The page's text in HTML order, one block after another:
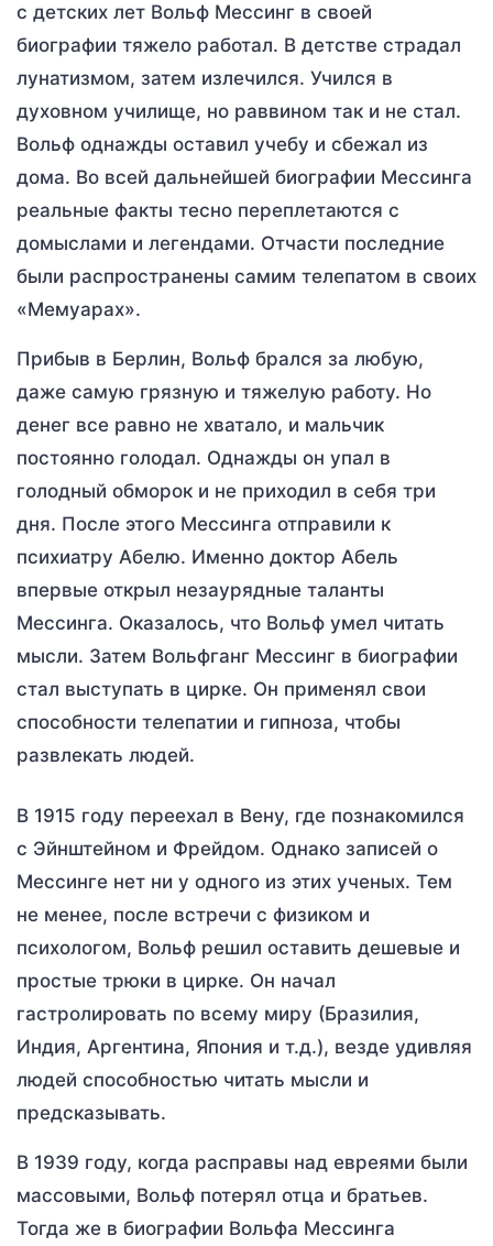
с детских лет Вольф Мессинг в своей
биографии тяжело работал. В детстве страдал
лунатизмом, затем излечился. Учился в
духовном училище, но раввином так и не стал.
Вольф однажды оставил учебу и сбежал из
дома. Во всей дальнейшей биографии Мессинга
реальные факты тесно переплетаются с
домыслами и легендами. Отчасти последние
были распространены самим телепатом в своих
«Мемуарах».
Прибыв в Берлин, Вольф брался за любую,
даже самую грязную и тяжелую работу. Но
денег все равно не хватало, и мальчик
постоянно голодал. Однажды он упал в
голодный обморок и не приходил в себя три
дня. После этого Мессинга отправили к
психиатру Абелю. Именно доктор Абель
впервые открыл незаурядные таланты
Мессинга. Оказалось, что Вольф умел читать
мысли. Затем Вольфганг Мессинг в биографии
стал выступать в цирке. Он применял свои
способности телепатии и гипноза, чтобы
развлекать людей.
В 1915 году переехал в Вену, где познакомился
с Эйнштейном и Фрейдом. Однако записей о
Мессинге нет ни у одного из этих ученых. Тем
не менее, после встречи с физиком и
психологом, Вольф решил оставить дешевые и
простые трюки в цирке. Он начал
гастролировать по всему миру (Бразилия,
Индия, Аргентина, Япония и т.д.), везде удивляя
людей способностью читать мысли и
предсказывать.
В 1939 году, когда расправы над евреями были
массовыми, Вольф потерял отца и братьев.
Тогда же в биографии Вольфа Мессинга